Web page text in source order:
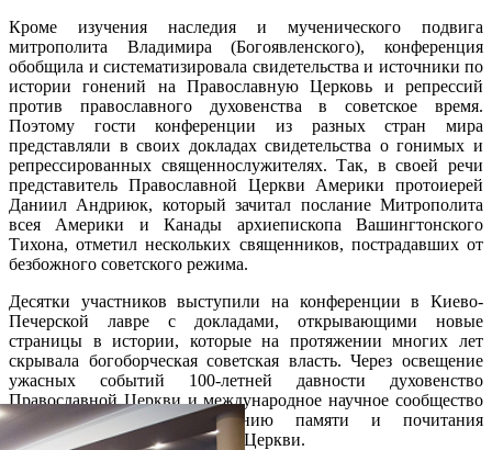
Кроме изучения наследия и мученического подвига
митрополита Владимира (Богоявленского), конференция
обобщила и систематизировала свидетельства и источники по
истории гонений на Православную Церковь и репрессий
против православного духовенства в советское время.
Поэтому гости конференции из разных стран мира
представляли в своих докладах свидетельства о гонимых и
репрессированных священнослужителях. Так, в своей речи
представитель Православной Церкви Америки протоиерей
Даниил Андриюк, который зачитал послание Митрополита
всея Америки и Канады архиепископа Вашингтонского
Тихона, отметил нескольких священников, пострадавших от
безбожного советского режима.
Десятки участников выступили на конференции в Киево-
Печерской лавре с докладами, открывающими новые
страницы в истории, которые на протяжении многих лет
скрывала богоборческая советская власть. Через освещение
ужасных событий 100-летней давности духовенство
Православной Церкви и международное научное сообщество
сделало шаг к возрождению памяти и почитания
новомучеников Православной Церкви.